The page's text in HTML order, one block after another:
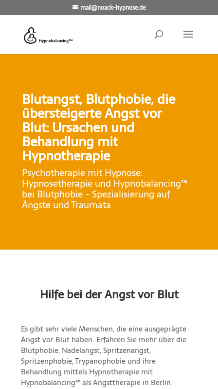
mail@noack-hypnose.de
Blutangst, Blutphobie, die
übersteigerte Angst vor
Blut: Ursachen und
Behandlung mit
Hypnotherapie
Psychotherapie mit Hypnose:
Hypnosetherapie und Hypnobalancing™
bei Blutphobie - Spezialisierung auf
Ängste und Traumata
Hilfe bei der Angst vor Blut
Es gibt sehr viele Menschen, die eine ausgeprägte
Angst vor Blut haben. Erfahren Sie mehr über die
Blutphobie, Nadelangst, Spritzenangst,
Spritzenphobie, Trypanophobie und ihre
Behandlung mittels Hypnotherapie mit
Hypnobalancing™ als Angsttherapie in Berlin.